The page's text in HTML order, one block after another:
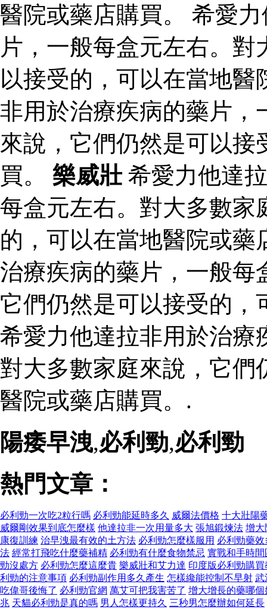
醫院或藥店購買。 希愛
片，一般每盒元左右。
以接受的，可以在當地
非用於治療疾病的藥片，
來說，它們仍然是可以
買。 樂威壯希愛力他達
每盒元左右。對大多數家
的，可以在當地醫院或
治療疾病的藥片，一般每
它們仍然是可以接受的，
希愛力他達拉非用於治療
對大多數家庭來說，它們
醫院或藥店購買。.
陽痿早洩,必利勁,必利勁
熱門文章：
必利勁一次吃2粒行嗎 必利勁能延時多久 威爾法價格 十大壯陽
威爾剛效果到底怎麼樣 他達拉非一次用量多大 張旭鍛煉法 增大
康復訓練 治早洩最有效的土方法 必利勁怎麼樣服用 必利勁藥效
法 經常打飛吃什麼藥補精 必利勁有什麼食物禁忌 實戰和手時間
勁沒處方 必利勁怎麼這麼貴 樂威壯和艾力達 印度版必利勁購買
利勁的注意事項 必利勁副作用多久產生 怎樣纔能控制不早射 武
吃偉哥後悔了 必利勁官網 萬艾可把我害苦了 增大增長的藥哪個
兆 天貓必利勁是真的嗎 男人怎樣更持久 三秒男怎麼辦如何延長